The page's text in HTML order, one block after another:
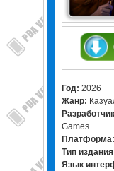
Год: 2026
Жанр:
Games
Платформа:
Тип
Язык